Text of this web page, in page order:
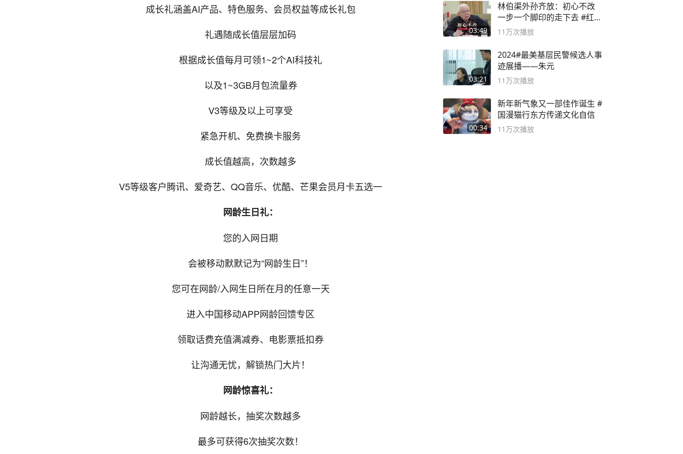
成长礼涵盖AI产品、特色服务、会员权益等成长礼包
礼遇随成长值层层加码
根据成长值每月可领1~2个AI科技礼
以及1~3GB月包流量券
V3等级及以上可享受
紧急开机、免费换卡服务
成长值越高，次数越多
V5等级客户腾讯、爱奇艺、QQ音乐、优酷、芒果会员月卡五选一
网龄生日礼：
您的入网日期
会被移动默默记为“网龄生日”！
您可在网龄/入网生日所在月的任意一天
进入中国移动APP网龄回馈专区
领取话费充值满减券、电影票抵扣券
让沟通无忧，解锁热门大片！
网龄惊喜礼：
网龄越长，抽奖次数越多
最多可获得6次抽奖次数！
03:49
林伯渠外孙齐放：初心不改
一步一个脚印的走下去 #红船
论坛
11万次播放
03:21
2024#最美基层民警候选人事
迹展播——朱元
11万次播放
00:34
新年新气象又一部佳作诞生 #
国漫猫行东方传递文化自信
11万次播放